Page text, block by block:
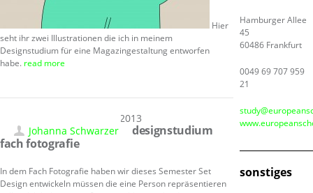
Hier
seht ihr zwei Illustrationen die ich in meinem
Designstudium für eine Magazingestaltung entworfen
habe. read more
06.10.2013
Johanna Schwarzer
designstudium
fach fotografie
In dem Fach Fotografie haben wir dieses Semester Set
Design entwickeln müssen die eine Person repräsentieren
Hamburger Allee
45
60486 Frankfurt
0049 69 707 959
21
sonstiges